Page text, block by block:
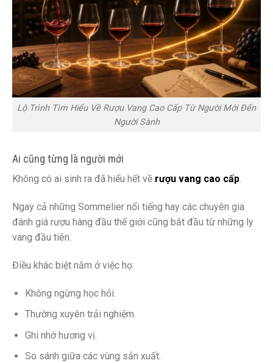
Lộ Trình Tìm Hiểu Về Rượu Vang Cao Cấp Từ Người Mới Đến
Người Sành
Ai cũng từng là người mới
Không có ai sinh ra đã hiểu hết về rượu vang cao cấp.
Ngay cả những Sommelier nổi tiếng hay các chuyên gia
đánh giá rượu hàng đầu thế giới cũng bắt đầu từ những ly
vang đầu tiên.
Điều khác biệt nằm ở việc họ:
Không ngừng học hỏi.
Thường xuyên trải nghiệm.
Ghi nhớ hương vị.
So sánh giữa các vùng sản xuất.